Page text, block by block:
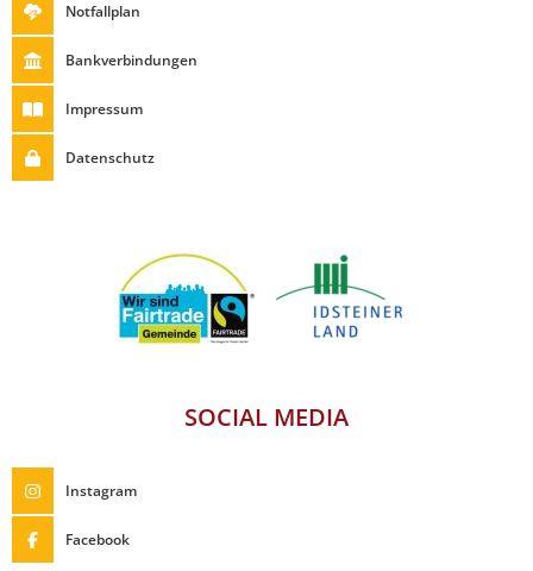
Notfallplan
Bankverbindungen
Impressum
Datenschutz
SOCIAL MEDIA
Instagram
Facebook